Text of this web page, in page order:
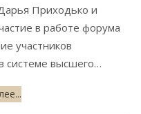
Приходько и
в работе форума
участников
системе высшего…